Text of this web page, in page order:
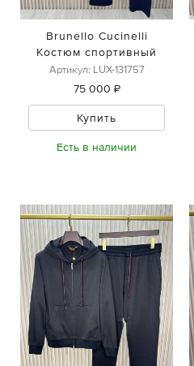
Brunello Cucinelli
Костюм спортивный
Артикул: LUX-131757
75 000 ₽
Купить
Есть в наличии